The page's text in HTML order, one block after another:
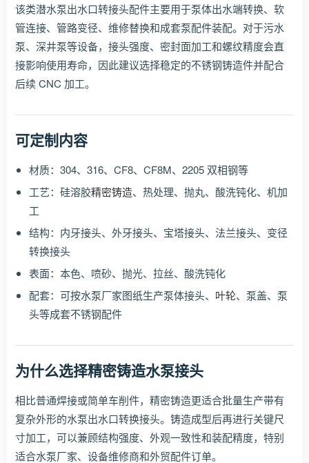
该类潜水泵出水口转接头配件主要用于泵体出水端转换、软
管连接、管路变径、维修替换和成套泵配件装配。对于污水
泵、深井泵等设备，接头强度、密封面加工和螺纹精度会直
接影响使用寿命，因此建议选择稳定的不锈钢铸造件并配合
后续 CNC 加工。
可定制内容
材质：304、316、CF8、CF8M、2205 双相钢等
工艺：硅溶胶精密铸造、热处理、抛丸、酸洗钝化、机加
工
结构：内牙接头、外牙接头、宝塔接头、法兰接头、变径
转换接头
表面：本色、喷砂、抛光、拉丝、酸洗钝化
配套：可按水泵厂家图纸生产泵体接头、 叶轮、泵盖、泵
头等成套不锈钢配件
为什么选择精密铸造水泵接头
相比普通焊接或简单车削件，精密铸造更适合批量生产带有
复杂外形的水泵出水口转换接头。铸造成型后再进行关键尺
寸加工，可以兼顾结构强度、外观一致性和装配精度，特别
适合水泵厂家、设备维修商和外贸配件订单。